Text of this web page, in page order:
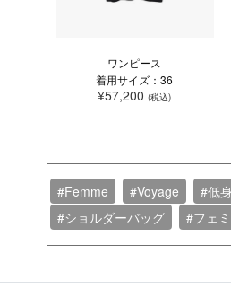
ワンピース
着用サイズ：36
¥57,200(税込)
#Femme #Voyage #低
#ショルダーバッグ
#フェ